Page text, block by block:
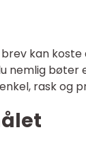
kan
nemlig
rask og